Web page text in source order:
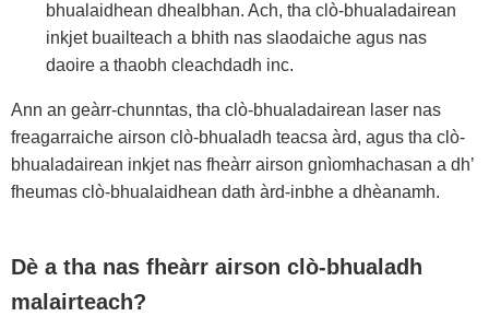
bhualaidhean dhealbhan. Ach, tha clò-bhualadairean
inkjet buailteach a bhith nas slaodaiche agus nas
daoire a thaobh cleachdadh inc.
Ann an geàrr-chunntas, tha clò-bhualadairean laser nas
freagarraiche airson clò-bhualadh teacsa àrd, agus tha clò-
bhualadairean inkjet nas fheàrr airson gnìomhachasan a dh’
fheumas clò-bhualaidhean dath àrd-inbhe a dhèanamh.
Dè a tha nas fheàrr airson clò-bhualadh
malairteach?